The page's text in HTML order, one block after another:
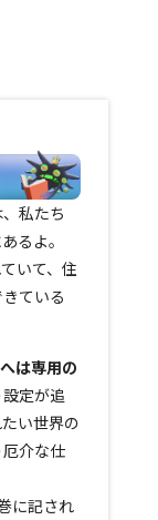
私たち
るよ。
いて、住
ている
は専用の
定が追
い世界の
介な仕
に記され